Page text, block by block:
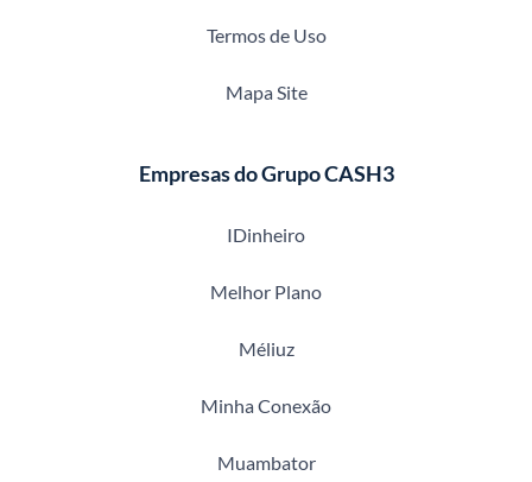
Termos de Uso
Mapa Site
Empresas do Grupo CASH3
IDinheiro
Melhor Plano
Méliuz
Minha Conexão
Muambator